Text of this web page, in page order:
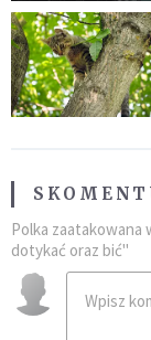
Polka zaatakowana
dotykać oraz bić"